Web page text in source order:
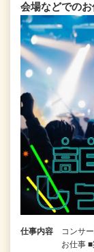
会場などでのお
仕事内容
コンサ
お仕事